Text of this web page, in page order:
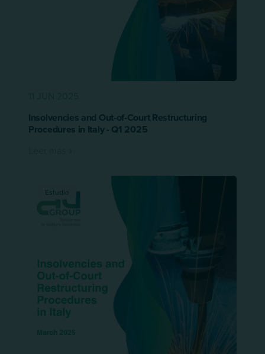
Insolvencies and Out-of-Court Restructuring
Procedures in Italy - Q1 2025
Estudio